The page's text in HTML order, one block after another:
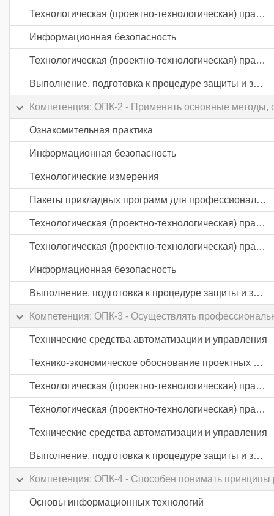
Технологическая (проектно-технологическая) практика
Информационная безопасность
Технологическая (проектно-технологическая) практика
Выполнение, подготовка к процедуре защиты и защита выпускной квалификационной работы
Компетенция: ОПК-2 - Применять основные методы,
Ознакомительная практика
Информационная безопасность
Технологические измерения
Пакеты прикладных программ для профессиональной деятельности
Технологическая (проектно-технологическая) практика
Технологическая (проектно-технологическая) практика
Информационная безопасность
Выполнение, подготовка к процедуре защиты и защита выпускной квалификационной работы
Компетенция: ОПК-3 - Осуществлять
Технические средства автоматизации и управления
Технико-экономическое обоснование проектных решений
Технологическая (проектно-технологическая) практика
Технологическая (проектно-технологическая) практика
Технические средства автоматизации и управления
Выполнение, подготовка к процедуре защиты и защита выпускной квалификационной работы
Компетенция: ОПК-4 - Способен понимать
Основы информационных технологий